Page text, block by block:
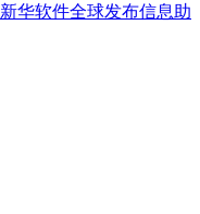
新华软件全球发布信息助